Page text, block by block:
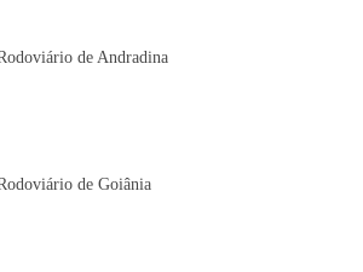
de Andradina
de Goiânia